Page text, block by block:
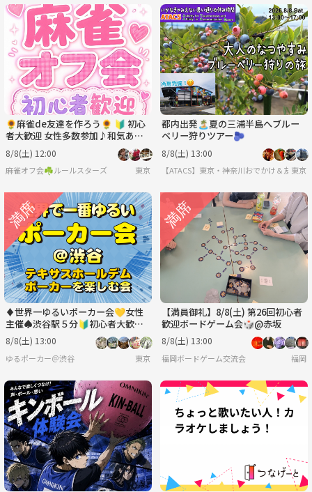
🌻麻雀de友達を作ろう🌻 🔰 初心
者大歓迎 女性多数参加♪和気あい
あい麻雀オフ会！
8/8(土) 12:00
麻雀オフ会☘️ルールスターズ 東京
都内出発🏝️夏の三浦半島へブルー
ベリー狩りツアー🫐
8/8(土) 13:00
【ATACS】東京・神奈川おでかけ＆友達
東京
♦️世界一ゆるいポーカー会💛女性
主催♠️渋谷駅５分🔰初心者大歓迎
♣
8/8(土) 13:00
ゆるポーカー＠渋谷 東京
【満員御礼】8/8(土) 第26回初心者
歓迎ボードゲーム会🎲@赤坂
8/8(土) 13:00
福岡ボードゲーム交流会 福岡